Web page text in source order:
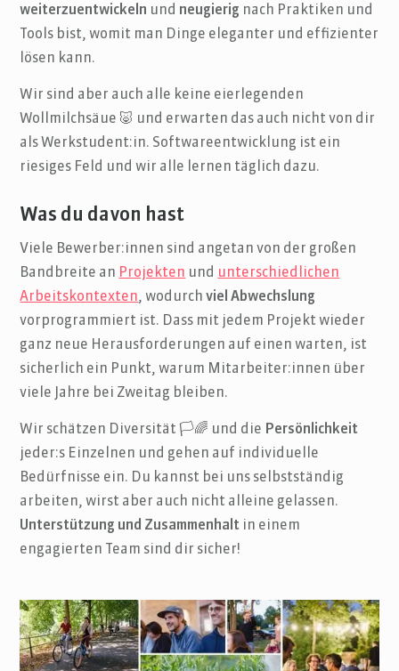
weiterzuentwickeln und neugierig nach Praktiken und
Tools bist, womit man Dinge eleganter und effizienter
lösen kann.
Wir sind aber auch alle keine eierlegenden
Wollmilchsäue 🐷 und erwarten das auch nicht von dir
als Werkstudent:in. Softwareentwicklung ist ein
riesiges Feld und wir alle lernen täglich dazu.
Was du davon hast
Viele Bewerber:innen sind angetan von der großen
Bandbreite an Projekten und unterschiedlichen
Arbeitskontexten, wodurch viel Abwechslung
vorprogrammiert ist. Dass mit jedem Projekt wieder
ganz neue Herausforderungen auf einen warten, ist
sicherlich ein Punkt, warum Mitarbeiter:innen über
viele Jahre bei Zweitag bleiben.
Wir schätzen Diversität 🏳️🌈 und die Persönlichkeit
jeder:s Einzelnen und gehen auf individuelle
Bedürfnisse ein. Du kannst bei uns selbstständig
arbeiten, wirst aber auch nicht alleine gelassen.
Unterstützung und Zusammenhalt in einem
engagierten Team sind dir sicher!